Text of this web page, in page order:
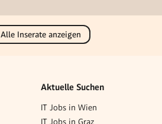
Alle Inserate anzeigen
Aktuelle Suchen
IT Jobs in Wien
IT Jobs in Graz